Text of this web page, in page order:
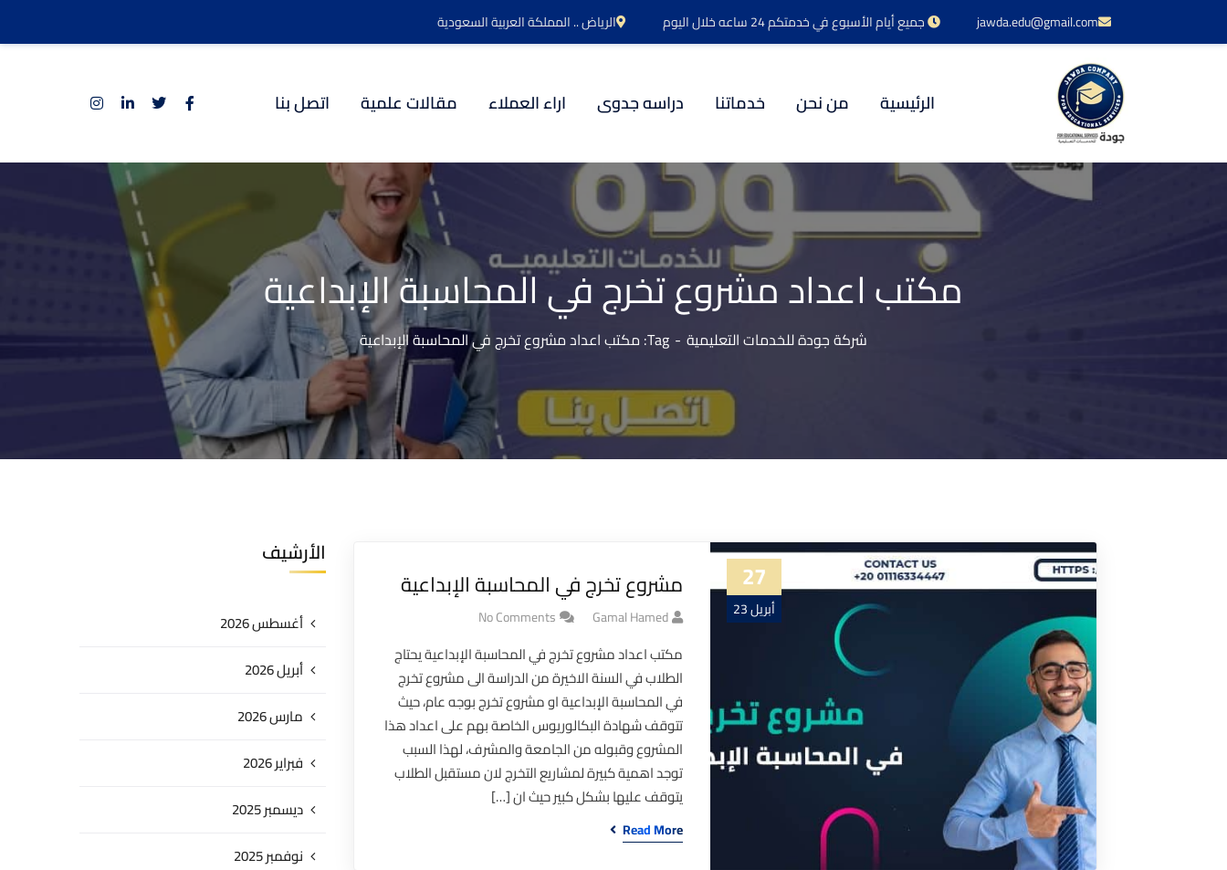
jawda.edu@gmail.com جميع أيام الأسبوع في خدمتكم 24 ساعه خلال اليوم الرياض .. المملكة العربية السعودية
الرئيسية من نحن خدماتنا دراسه جدوى اراء العملاء مقالات علمية اتصل بنا
مكتب اعداد مشروع تخرج في المحاسبة الإبداعية
شركة جودة للخدمات التعليمية Tag: مكتب اعداد مشروع تخرج في المحاسبة الإبداعية
27
أبريل 23
مشروع تخرج في المحاسبة الإبداعية
Gamal Hamed
No Comments
مكتب اعداد مشروع تخرج في المحاسبة الإبداعية يحتاج
الطلاب في السنة الاخيرة من الدراسة الى مشروع تخرج
في المحاسبة الإبداعية او مشروع تخرج بوجه عام، حيث
تتوقف شهادة البكالوريوس الخاصة بهم على اعداد هذا
المشروع وقبوله من الجامعة والمشرف، لهذا السبب
توجد اهمية كبيرة لمشاريع التخرج لان مستقبل الطلاب
يتوقف عليها بشكل كبير حيث ان […]
Read More
الأرشيف
أغسطس 2026
أبريل 2026
مارس 2026
فبراير 2026
ديسمبر 2025
نوفمبر 2025